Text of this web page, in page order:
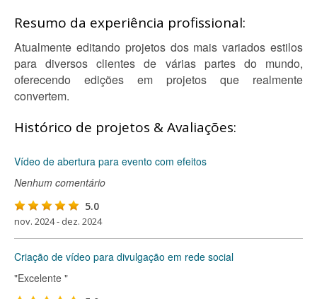
Resumo da experiência profissional:
Atualmente editando projetos dos mais variados estilos
para diversos clientes de várias partes do mundo,
oferecendo edições em projetos que realmente
convertem.
Histórico de projetos & Avaliações:
Vídeo de abertura para evento com efeitos
Nenhum comentário
5.0
nov. 2024 - dez. 2024
Criação de vídeo para divulgação em rede social
"Excelente "